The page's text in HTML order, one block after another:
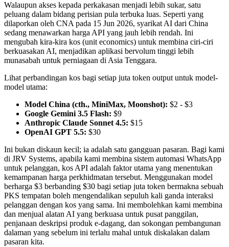
Walaupun akses kepada perkakasan menjadi lebih sukar, satu
peluang dalam bidang perisian pula terbuka luas. Seperti yang
dilaporkan oleh CNA pada 15 Jun 2026, syarikat AI dari China
sedang menawarkan harga API yang jauh lebih rendah. Ini
mengubah kira-kira kos (unit economics) untuk membina ciri-ciri
berkuasakan AI, menjadikan aplikasi bervolum tinggi lebih
munasabah untuk perniagaan di Asia Tenggara.
Lihat perbandingan kos bagi setiap juta token output untuk model-
model utama:
Model China (cth., MiniMax, Moonshot): $2 - $3
Google Gemini 3.5 Flash: $9
Anthropic Claude Sonnet 4.5: $15
OpenAI GPT 5.5: $30
Ini bukan diskaun kecil; ia adalah satu gangguan pasaran. Bagi kami
di JRV Systems, apabila kami membina sistem automasi WhatsApp
untuk pelanggan, kos API adalah faktor utama yang menentukan
kemampanan harga perkhidmatan tersebut. Menggunakan model
berharga $3 berbanding $30 bagi setiap juta token bermakna sebuah
PKS tempatan boleh mengendalikan sepuluh kali ganda interaksi
pelanggan dengan kos yang sama. Ini membolehkan kami membina
dan menjual alatan AI yang berkuasa untuk pusat panggilan,
penjanaan deskripsi produk e-dagang, dan sokongan pembangunan
dalaman yang sebelum ini terlalu mahal untuk diskalakan dalam
pasaran kita.